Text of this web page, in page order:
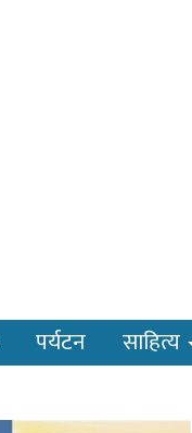
पर्यटन साहित्य